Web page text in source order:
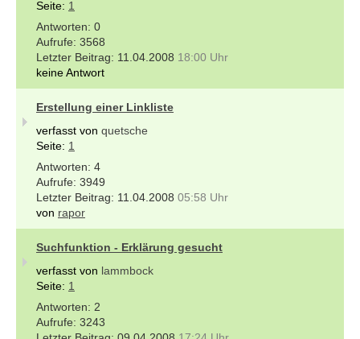
Seite: 1
0
3568
11.04.2008 18:00 Uhr
keine Antwort
Erstellung einer Linkliste
verfasst von quetsche
Seite: 1
4
3949
11.04.2008 05:58 Uhr
von rapor
Suchfunktion - Erklärung gesucht
verfasst von lammbock
Seite: 1
2
3243